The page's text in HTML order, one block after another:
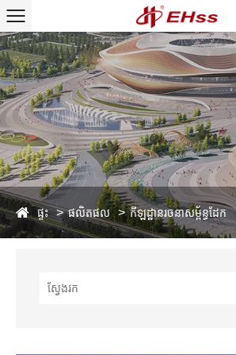
ផ្ទះ ផលិតផល កីឡដ្ឋានរចនាសម្ព័ន្ធដែក